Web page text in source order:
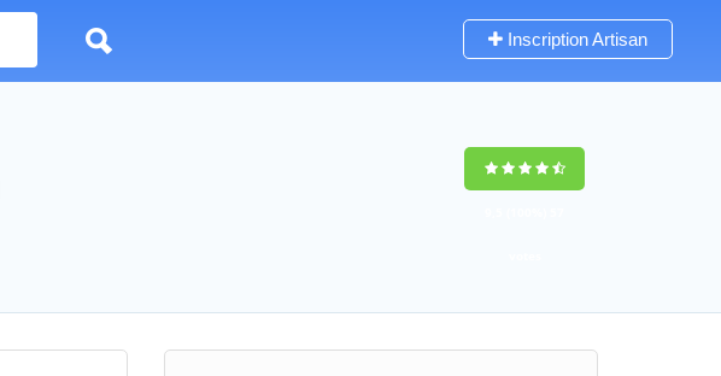
Inscription Artisan